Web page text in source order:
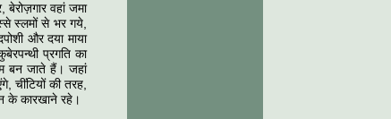
वहां जमा
स्लमों से भर गये,
और दया माया
प्रगति का
बन जाते हैं। जहां
चींटियों की तरह,
के कारखाने रहे।